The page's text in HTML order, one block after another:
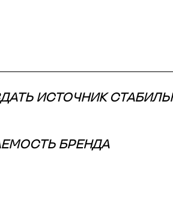
ИСТОЧНИК
БРЕНДА